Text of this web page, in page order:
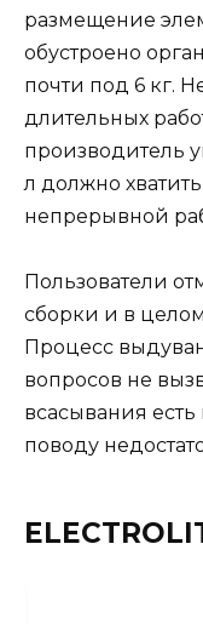
размещение
обустроено
почти под 6 кг.
длительных
производитель
л должно
непрерывной
Пользователи
сборки и в
Процесс
вопросов не
всасывания
поводу